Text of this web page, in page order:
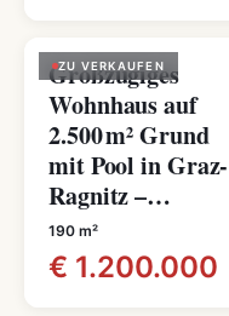
ZU VERKAUFEN
Großzügiges
Wohnhaus auf
2.500 m² Grund
mit Pool in Graz-
Ragnitz –…
190 m²
€ 1.200.000